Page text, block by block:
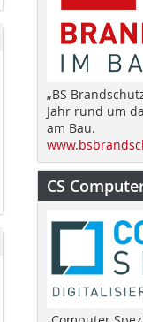
„BS
Jahr rund um
am Bau.
CS